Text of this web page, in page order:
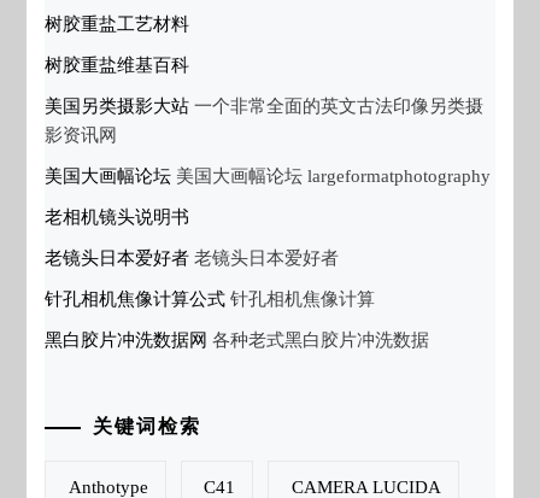
树胶重盐工艺材料
树胶重盐维基百科
美国另类摄影大站 一个非常全面的英文古法印像另类摄
影资讯网
美国大画幅论坛 美国大画幅论坛 largeformatphotography
老相机镜头说明书
老镜头日本爱好者 老镜头日本爱好者
针孔相机焦像计算公式 针孔相机焦像计算
黑白胶片冲洗数据网 各种老式黑白胶片冲洗数据
关键词检索
Anthotype C41 CAMERA LUCIDA